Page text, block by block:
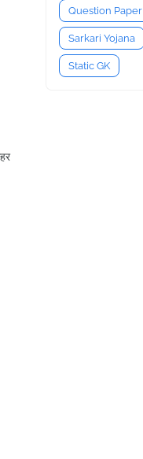
Question Paper
Sarkari Yojana
Static GK